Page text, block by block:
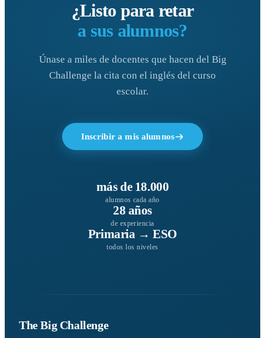
¿Listo para retar
a sus alumnos?
Únase a miles de docentes que hacen del Big
Challenge la cita con el inglés del curso
escolar.
Inscribir a mis alumnos
más de 18.000
alumnos cada año
28 años
de experiencia
Primaria → ESO
todos los niveles
The Big Challenge